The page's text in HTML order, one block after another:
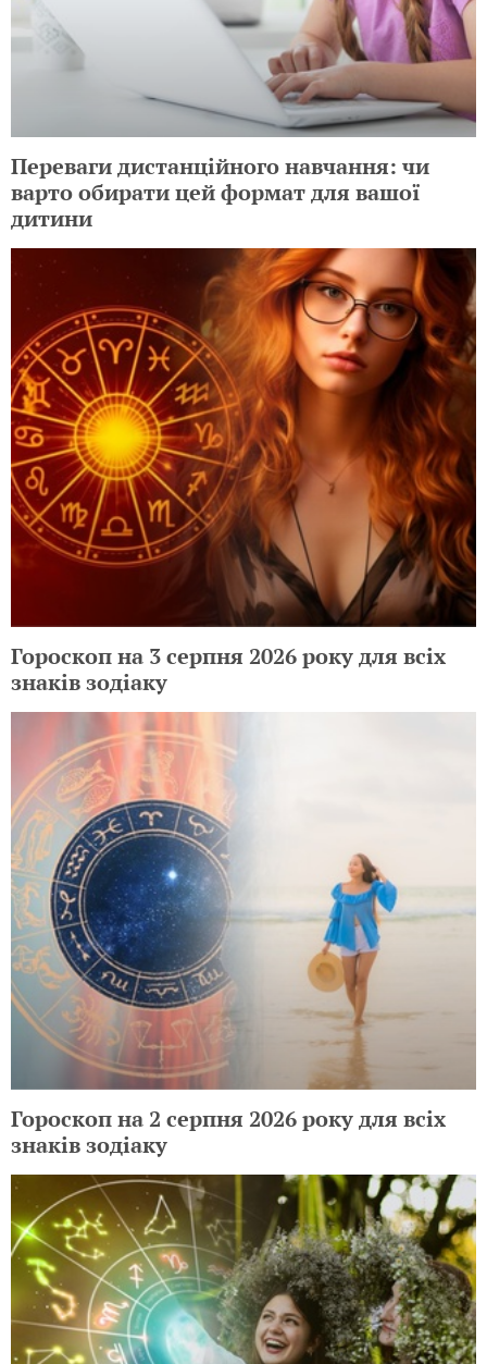
Переваги дистанційного навчання: чи
варто обирати цей формат для вашої
дитини
Гороскоп на 3 серпня 2026 року для всіх
знаків зодіаку
Гороскоп на 2 серпня 2026 року для всіх
знаків зодіаку